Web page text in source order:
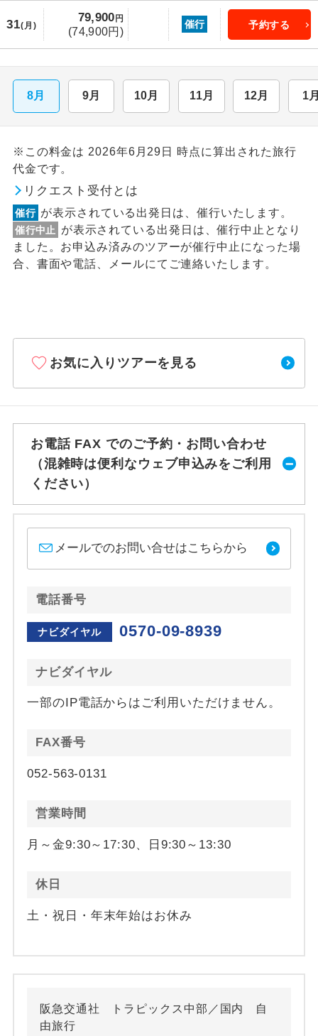
31(月)
79,900 円
(74,900円)
催行 予約する
8月 9月 10月 11月 12月 1
※この料金は 2026年6月29日 時点に算出された旅行
代金です。
リクエスト受付とは
催行 が表示されている出発日は、催行いたします。
催行中止
が表示されている出発日は、催行中止となり
ました。お申込み済みのツアーが催行中止になった場
合、書面や電話、メールにてご連絡いたします。
お気に入りツアーを見る
お電話 FAX でのご予約・お問い合わせ
（混雑時は便利なウェブ申込みをご利用
ください）
メールでのお問い合せはこちらから
電話番号
ナビダイヤル 0570-09-8939
ナビダイヤル
一部のIP電話からはご利用いただけません。
FAX番号
052-563-0131
営業時間
月～金9:30～17:30、日9:30～13:30
休日
土・祝日・年末年始はお休み
阪急交通社 トラピックス中部／国内 自
由旅行